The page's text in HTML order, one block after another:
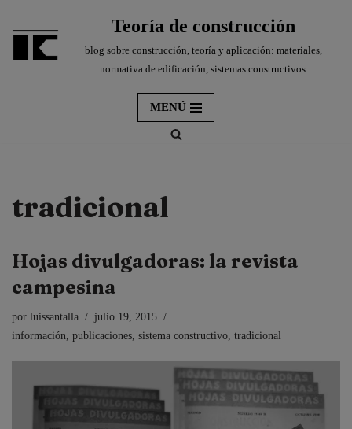
al
Teoría de construcción
blog sobre construcción, teoría y aplicación: materiales,
normativa de edificación, sistemas constructivos.
MENÚ
tradicional
Hojas divulgadoras: la revista
campesina
por luissantalla
julio 19, 2015
información, publicaciones, sistema constructivo, tradicional